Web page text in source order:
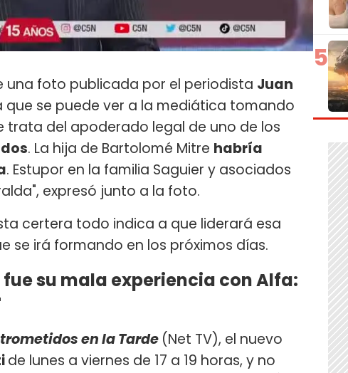
una foto publicada por el periodista Juan
que se puede ver a la mediática tomando
trata del apoderado legal de uno de los
. La hija de Bartolomé Mitre habría
. Estupor en la familia Saguier y asociados
expresó junto a la foto.
certera todo indica a que liderará esa
se irá formando en los próximos días.
su mala experiencia con Alfa:
en la Tarde (Net TV), el nuevo
de lunes a viernes de 17 a 19 horas, y no
5